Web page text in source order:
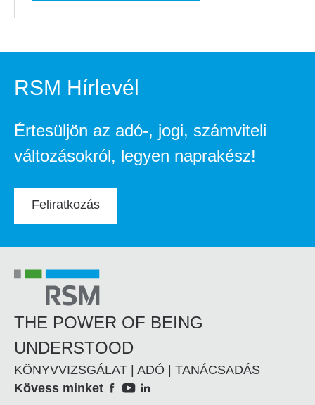
RSM Hírlevél
Értesüljön az adó-, jogi, számviteli
változásokról, legyen naprakész!
Feliratkozás
THE POWER OF BEING
UNDERSTOOD
KÖNYVVIZSGÁLAT | ADÓ | TANÁCSADÁS
Social
Kövess minket